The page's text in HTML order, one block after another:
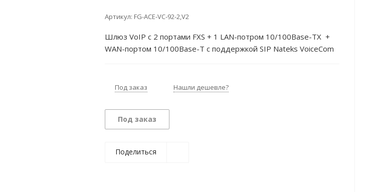
Артикул: FG-ACE-VC-92-2,V2
Шлюз VoIP c 2 портами FXS + 1 LAN-потром 10/100Base-TX +
WAN-портом 10/100Base-T с поддержкой SIP Nateks VoiceCom
Под заказ Нашли дешевле?
Под заказ
Поделиться